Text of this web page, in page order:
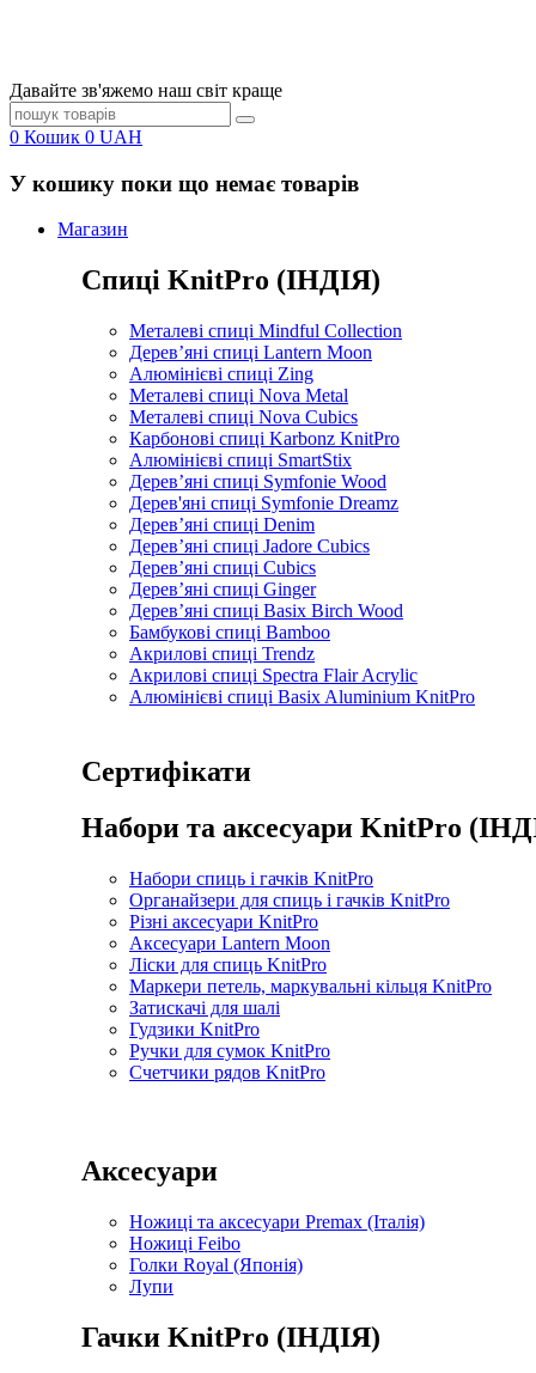
Давайте зв'яжемо наш світ краще
0 Кошик 0 UAH
У кошику поки що немає товарів
Магазин
Спиці KnitPro (ІНДІЯ)
Металеві спиці Mindful Collection
Дерев’яні спиці Lantern Moon
Алюмінієві спиці Zing
Металеві спиці Nova Metal
Металеві спиці Nova Cubics
Карбонові спиці Karbonz KnitPro
Алюмінієві спиці SmartStix
Дерев’яні спиці Symfonie Wood
Дерев'яні спиці Symfonie Dreamz
Дерев’яні спиці Denim
Дерев’яні спиці Jadore Cubics
Дерев’яні спиці Cubics
Дерев’яні спиці Ginger
Дерев’яні спиці Basix Birch Wood
Бамбукові спиці Bamboo
Акрилові спиці Trendz
Акрилові спиці Spectra Flair Acrylic
Алюмінієві спиці Basix Aluminium KnitPro
Сертифікати
Набори та аксесуари KnitPro
Набори спиць і гачків KnitPro
Органайзери для спиць і гачків KnitPro
Різні аксесуари KnitPro
Аксесуари Lantern Moon
Ліски для спиць KnitPro
Маркери петель, маркувальні кільця KnitPro
Затискачі для шалі
Гудзики KnitPro
Ручки для сумок KnitPro
Счетчики рядов KnitPro
Аксесуари
Ножиці та аксесуари Premax (Італія)
Ножиці Feibo
Голки Royal (Японія)
Лупи
Гачки KnitPro (ІНДІЯ)